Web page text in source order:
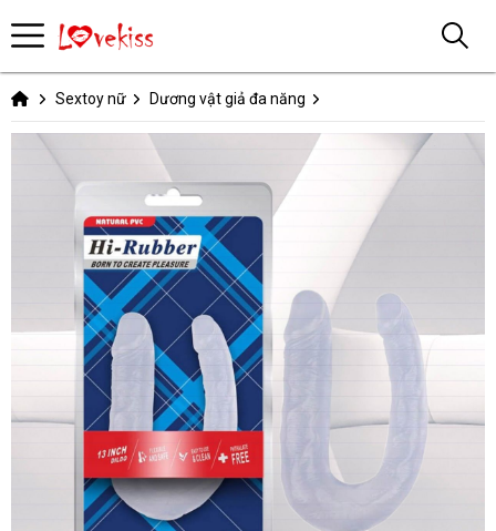
Sextoy nữ Dương vật giả đa năng